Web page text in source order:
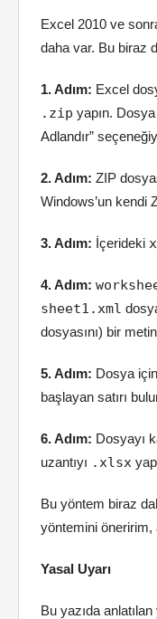
Excel 2010 ve
daha var. Bu biraz
1. Adım: Excel
.zip yapın. Dosya
Adlandır”
2. Adım: ZIP
Windows’un kendi
3. Adım: İçerideki
4. Adım:
sheet1.xml
dosyasını) bir
5. Adım: Dosya
başlayan satırı
6. Adım: Dosyayı
uzantıyı .xlsx
Bu yöntem biraz
yöntemini öneririm,
Yasal Uyarı
Bu yazıda